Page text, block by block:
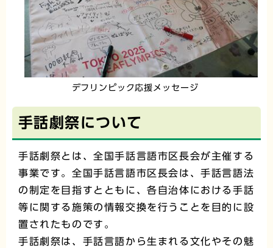
デフリンピック応援メッセージ
手話劇祭について
手話劇祭とは、全国手話言語市区長会が主催する
事業です。全国手話言語市区長会は、手話言語法
の制定を目指すとともに、各自治体における手話
等に関する施策の情報交換を行うことを目的に設
置されたものです。
手話劇祭は、手話言語から生まれる文化やその魅